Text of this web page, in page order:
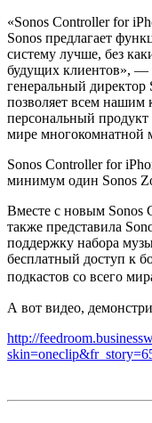
«Sonos Controller for
Sonos предлагает
систему лучше, без
будущих клиентов»,
генеральный директор
позволяет всем нашим
персональный
мире многокомнатной
Sonos Controller for
минимум один Sonos
Вместе с новым Sonos
также представила
поддержку набора
бесплатный доступ к
подкастов со всего
А вот видео,
http://